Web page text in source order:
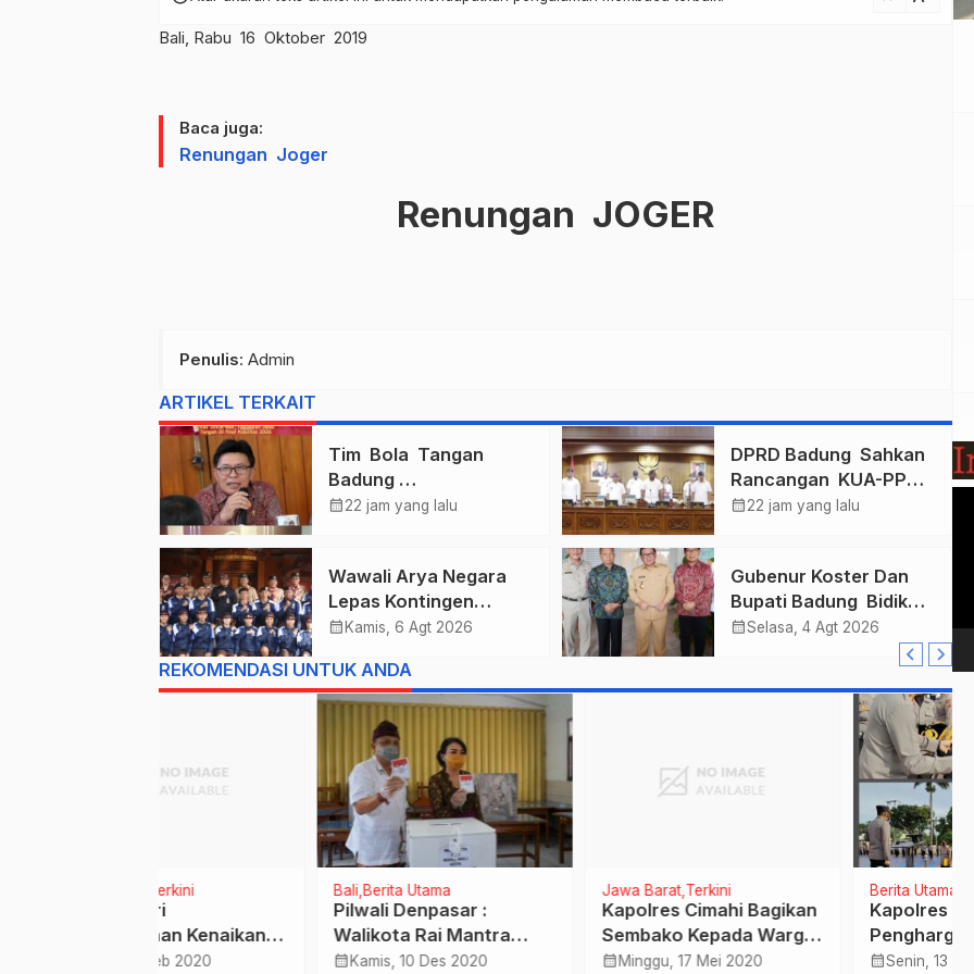
Bali, Rabu 16 Oktober 2019
Baca juga:
Renungan Joger
Renungan JOGER
Penulis: Admin
ARTIKEL TERKAIT
Tim Bola Tangan
Badung
Persembahkan Emas
Kejurnas 2026
calendar_month22 jam yang lalu
DPRD Badung Sahkan
Rancangan KUA-PPAS
2027, Anggaran
calendar_month22 jam yang lalu
Wawali Arya Negara
Lepas Kontingen
Kwarcab Denpasar
Nasional XII Tahun
2026.
calendar_month Kamis, 6 Agt 2026
Gubenur Koster Dan
Bupati Badung Bidik
Obligasi Daerah :
calendar_monthSelasa, 4 Agt 2026
REKOMENDASI UNTUK ANDA
Bali
Walikota Rai Mantra
Nyoblos di TPS 17 dan
calendar_monthKamis, 10 Des 2020
Jawa Barat
Kapolres Cimahi Bagikan
Sembako Kepada Warga
Terdampak Covid-19
calendar_monthMinggu, 17 Mei 2020
Berita Utama Jawa Barat
Kapolres Majalengka Beri
Penghargaan Kepada 7
Kapolsek dan 2 Kepala
calendar_monthSenin, 13 Sep 2021